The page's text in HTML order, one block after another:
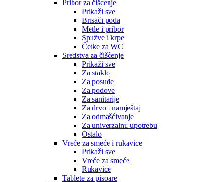
Pribor za čišćenje
Prikaži sve
Brisači poda
Metle i pribor
Spužve i krpe
Četke za WC
Sredstva za čišćenje
Prikaži sve
Za staklo
Za posuđe
Za podove
Za sanitarije
Za drvo i namještaj
Za odmašćivanje
Za univerzalnu upotrebu
Ostalo
Vreće za smeće i rukavice
Prikaži sve
Vreće za smeće
Rukavice
Tablete za pisoare